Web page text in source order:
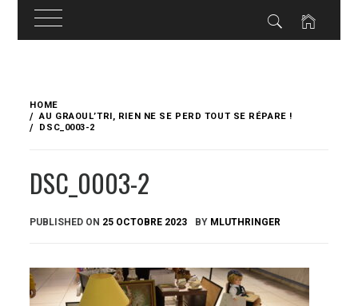
content
HOME
AU GRAOUL’TRI, RIEN NE SE PERD TOUT SE RÉPARE !
DSC_0003-2
DSC_0003-2
PUBLISHED ON 25 OCTOBRE 2023 BY MLUTHRINGER